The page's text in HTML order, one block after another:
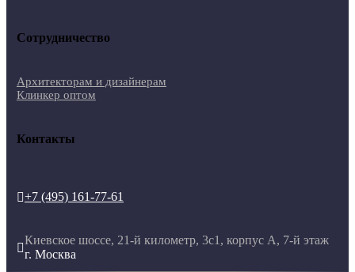
Сотрудничество
Архитекторам и дизайнерам
Клинкер оптом
Контакты
+7 (495) 161-77-61

Киевское шоссе, 21-й километр, 3с1, корпус А, 7-й этаж
г. Москва